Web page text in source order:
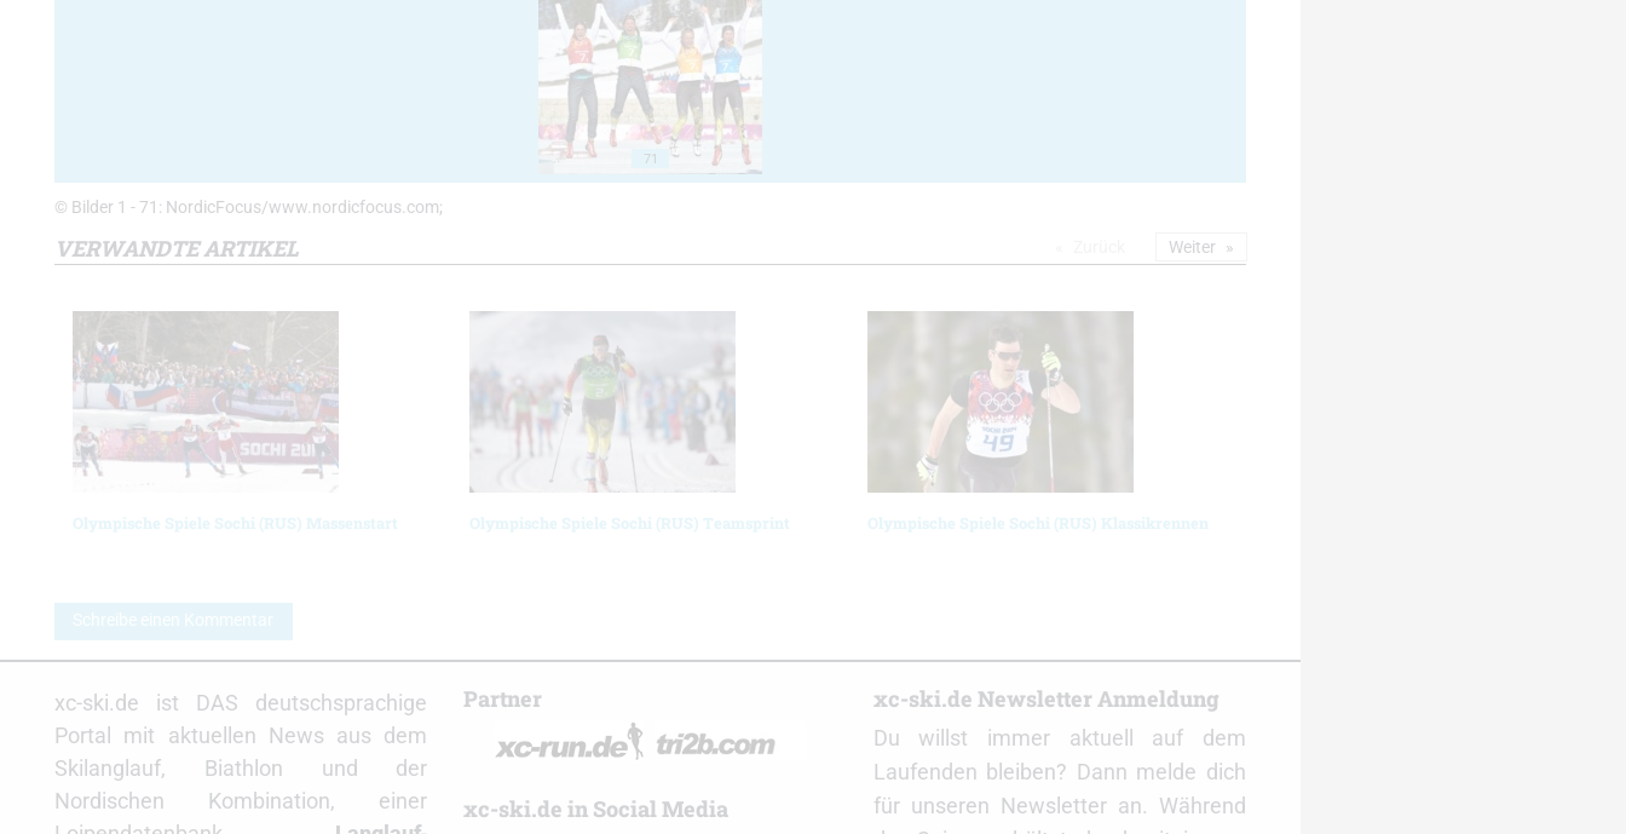
71
© Bilder 1 - 71: NordicFocus/www.nordicfocus.com;
VERWANDTE ARTIKEL
Olympische Spiele Sochi (RUS) Massenstart Olympische Spiele Sochi (RUS) Teamsprint Olympische Spiele Sochi (RUS) Klassikrennen
Weiter
Schreibe einen Kommentar
xc-ski.de ist DAS deutschsprachige
Portal mit aktuellen News aus dem
Skilanglauf, Biathlon und der
Nordischen Kombination, einer
Partner
xc-ski.de in Social Media
xc-ski.de Newsletter Anmeldung
Du willst immer aktuell auf dem
Laufenden bleiben? Dann melde dich
für unseren Newsletter an. Während